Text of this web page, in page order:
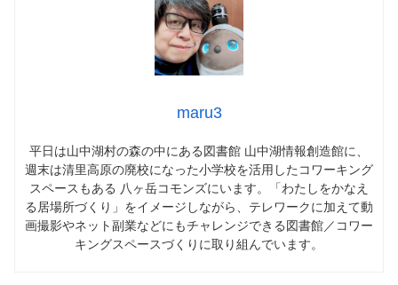
maru3
平日は山中湖村の森の中にある図書館 山中湖情報創造館に、
週末は清里高原の廃校になった小学校を活用したコワーキング
スペースもある 八ヶ岳コモンズにいます。「わたしをかなえ
る居場所づくり」をイメージしながら、テレワークに加えて動
画撮影やネット副業などにもチャレンジできる図書館／コワー
キングスペースづくりに取り組んでいます。